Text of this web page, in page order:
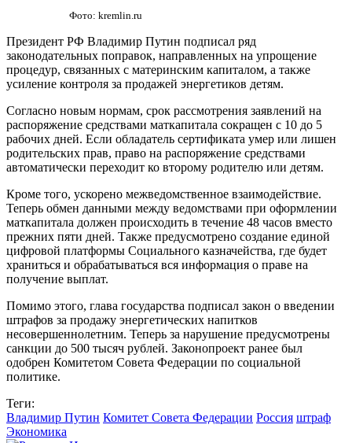
Фото: kremlin.ru
Президент РФ Владимир Путин подписал ряд
законодательных поправок, направленных на упрощение
процедур, связанных с материнским капиталом, а также
усиление контроля за продажей энергетиков детям.
Согласно новым нормам, срок рассмотрения заявлений на
распоряжение средствами маткапитала сокращен с 10 до 5
рабочих дней. Если обладатель сертификата умер или лишен
родительских прав, право на распоряжение средствами
автоматически переходит ко второму родителю или детям.
Кроме того, ускорено межведомственное взаимодействие.
Теперь обмен данными между ведомствами при оформлении
маткапитала должен происходить в течение 48 часов вместо
прежних пяти дней. Также предусмотрено создание единой
цифровой платформы Социального казначейства, где будет
храниться и обрабатываться вся информация о праве на
получение выплат.
Помимо этого, глава государства подписал закон о введении
штрафов за продажу энергетических напитков
несовершеннолетним. Теперь за нарушение предусмотрены
санкции до 500 тысяч рублей. Законопроект ранее был
одобрен Комитетом Совета Федерации по социальной
политике.
Теги:
Владимир Путин Комитет Совета Федерации Россия штраф
Экономика